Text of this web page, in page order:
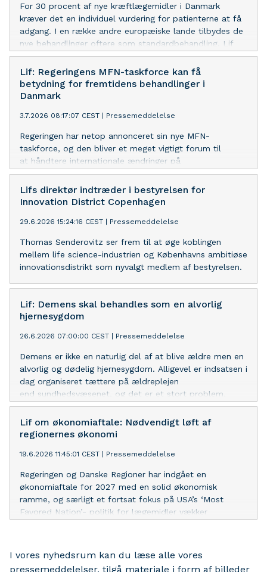
For 30 procent af nye kræftlægemidler i Danmark
kræver det en individuel vurdering for patienterne at få
adgang. I en række andre europæiske lande tilbydes de
nye behandlinger oftere som standardbehandling. Lif
efterlyser et ændret fokus i Medicinrådet.
Lif: Regeringens MFN-taskforce kan få
betydning for fremtidens behandlinger i
Danmark
3.7.2026 08:17:07 CEST Pressemeddelelse
Regeringen har netop annonceret sin nye MFN-
taskforce, og den bliver et meget vigtigt forum til
at håndtere internationale ændringer på
lægemiddelområdet og beskytte patienternes adgang til
nye og bedre behandlinger, mener Lif.
Lifs direktør indtræder i bestyrelsen for
Innovation District Copenhagen
29.6.2026 15:24:16 CEST Pressemeddelelse
Thomas Senderovitz ser frem til at øge koblingen
mellem life science-industrien og Københavns ambitiøse
innovationsdistrikt som nyvalgt medlem af bestyrelsen.
Lif: Demens skal behandles som en alvorlig
hjernesygdom
26.6.2026 07:00:00 CEST Pressemeddelelse
Demens er ikke en naturlig del af at blive ældre men en
alvorlig og dødelig hjernesygdom. Alligevel er indsatsen i
dag organiseret tættere på ældreplejen
end sundhedsvæsenet, og det er et stort problem,
mener Lægemiddelindustriforeningen, Lif, som nu
lancerer seks konkrete anbefalinger til indsatsen.
Lif om økonomiaftale: Nødvendigt løft af
regionernes økonomi
19.6.2026 11:45:01 CEST Pressemeddelelse
Regeringen og Danske Regioner har indgået en
økonomiaftale for 2027 med en solid økonomisk
ramme, og særligt et fortsat fokus på USA’s ‘Most
Favored Nation’- politik for lægemidler vækker
I vores nyhedsrum kan du læse alle vores
pressemeddelelser, tilgå materiale i form af billeder